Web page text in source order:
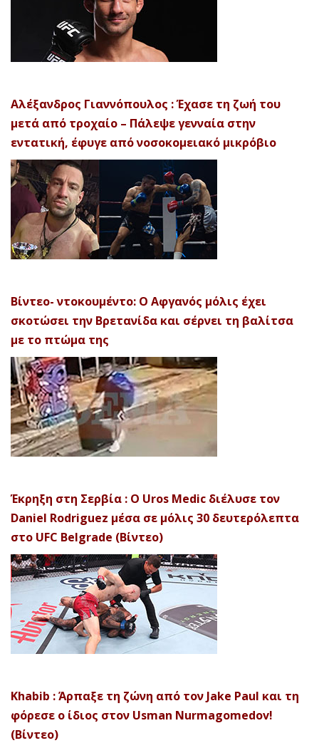
Αλέξανδρος Γιαννόπουλος : Έχασε τη ζωή του
μετά από τροχαίο – Πάλεψε γενναία στην
εντατική, έφυγε από νοσοκομειακό μικρόβιο
Βίντεο- ντοκουμέντο: Ο Αφγανός μόλις έχει
σκοτώσει την Βρετανίδα και σέρνει τη βαλίτσα
με το πτώμα της
Έκρηξη στη Σερβία : Ο Uros Medic διέλυσε τον
Daniel Rodriguez μέσα σε μόλις 30 δευτερόλεπτα
στο UFC Belgrade (Βίντεο)
Khabib : Άρπαξε τη ζώνη από τον Jake Paul και τη
φόρεσε ο ίδιος στον Usman Nurmagomedov!
(Βίντεο)